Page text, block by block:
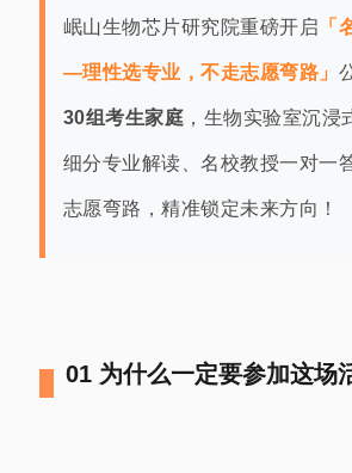
岷山生物芯片研究院重磅开启 「
—理性选专业，不走志愿弯路」
30组考生家庭 ，生物实验室沉浸
细分专业解读、名校教授一对一
志愿弯路，精准锁定未来方向！
01 为什么一定要参加这场